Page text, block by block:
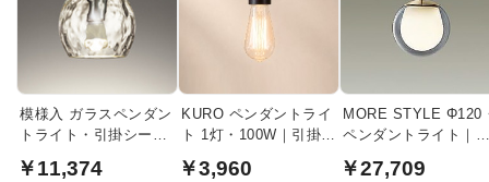
模様入 ガラスペンダン
トライト・引掛シーリ
￥11,374
KURO ペンダントライ
ト 1灯・100W｜引掛シ
￥3,960
MORE STYLE Φ120
ペンダントライト｜
￥27,709